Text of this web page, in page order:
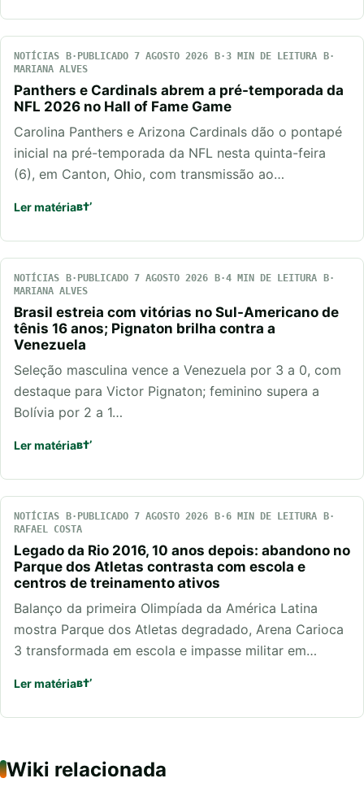
NOTÍCIAS PUBLICADO 7 AGOSTO 2026
3 MIN DE LEITURA
MARIANA ALVES
Panthers e Cardinals abrem a pré-temporada da
NFL 2026 no Hall of Fame Game
Carolina Panthers e Arizona Cardinals dão o pontapé
inicial na pré-temporada da NFL nesta quinta-feira
(6), em Canton, Ohio, com transmissão ao…
Ler matéria
NOTÍCIAS PUBLICADO 7 AGOSTO 2026
4 MIN DE LEITURA
MARIANA ALVES
Brasil estreia com vitórias no Sul-Americano de
tênis 16 anos; Pignaton brilha contra a
Venezuela
Seleção masculina vence a Venezuela por 3 a 0, com
destaque para Victor Pignaton; feminino supera a
Bolívia por 2 a 1…
Ler matéria
NOTÍCIAS PUBLICADO 7 AGOSTO 2026
6 MIN DE LEITURA
RAFAEL COSTA
Legado da Rio 2016, 10 anos depois: abandono no
Parque dos Atletas contrasta com escola e
centros de treinamento ativos
Balanço da primeira Olimpíada da América Latina
mostra Parque dos Atletas degradado, Arena Carioca
3 transformada em escola e impasse militar em…
Ler matéria
Wiki relacionada